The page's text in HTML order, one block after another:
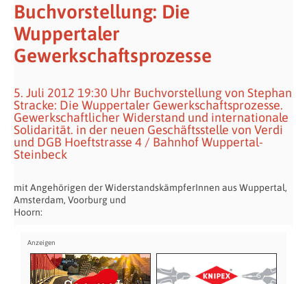
Buchvorstellung: Die
Wuppertaler
Gewerkschaftsprozesse
5. Juli 2012 19:30 Uhr Buchvorstellung von Stephan
Stracke: Die Wuppertaler Gewerkschaftsprozesse.
Gewerkschaftlicher Widerstand und internationale
Solidarität. in der neuen Geschäftsstelle von Verdi
und DGB Hoeftstrasse 4 / Bahnhof Wuppertal-
Steinbeck
mit Angehörigen der WiderstandskämpferInnen aus Wuppertal,
Amsterdam, Voorburg und
Hoorn: